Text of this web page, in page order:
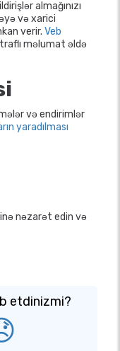
almağınızı
və xarici
verir. Veb
məlumat əldə
və endirimlər
yaradılması
nəzarət edin və
etdinizmi?